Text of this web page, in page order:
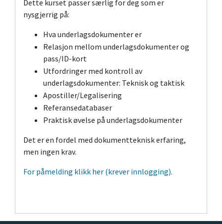
Dette kurset passer særlig for deg som er
nysgjerrig på:
Hva underlagsdokumenter er
Relasjon mellom underlagsdokumenter og
pass/ID-kort
Utfordringer med kontroll av
underlagsdokumenter: Tekniskog taktisk
Apostiller/Legalisering
Referansedatabaser
Praktisk øvelse på underlagsdokumenter
Det er en fordel med dokumentteknisk erfaring,
men ingen krav.
For påmelding klikk her (krever innlogging).